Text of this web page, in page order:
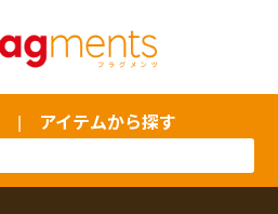
アイテムから探す